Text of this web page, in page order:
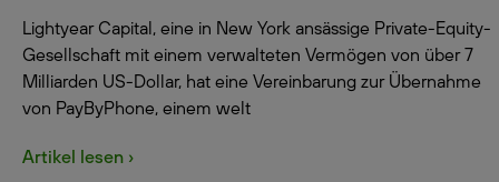
Lightyear Capital, eine in New York ansässige Private-Equity-
Gesellschaft mit einem verwalteten Vermögen von über 7
Milliarden US-Dollar, hat eine Vereinbarung zur Übernahme
von PayByPhone, einem welt
Artikel lesen ›